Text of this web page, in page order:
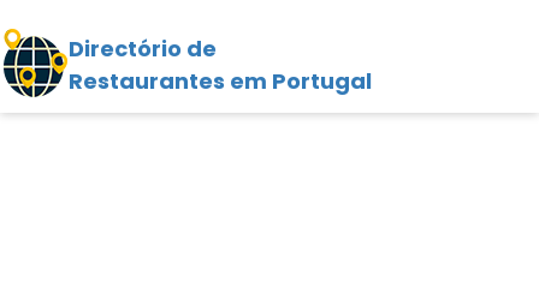
Directório de
Restaurantes em Portugal